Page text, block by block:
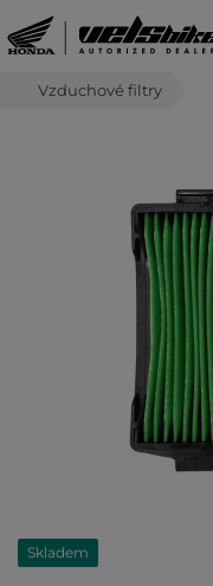
Vzduchové filtry
Skladem